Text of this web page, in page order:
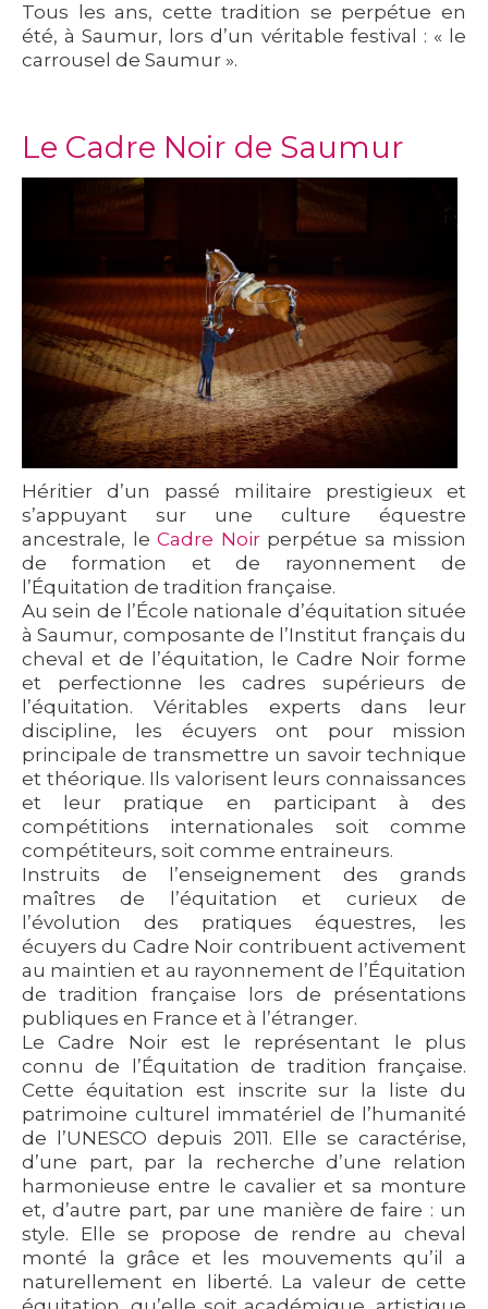
Tous les ans, cette tradition se perpétue en
été, à Saumur, lors d’un véritable festival : « le
carrousel de Saumur ».
Le Cadre Noir de Saumur
Héritier d’un passé militaire prestigieux et
s’appuyant sur une culture équestre
ancestrale, le Cadre Noirperpétue sa mission
de formation et de rayonnement de
l’Équitation de tradition française.
Au sein de l’École nationale d’équitation située
à Saumur, composante de l’Institut français du
cheval et de l’équitation, le Cadre Noir forme
et perfectionne les cadres supérieurs de
l’équitation. Véritables experts dans leur
discipline, les écuyers ont pour mission
principale de transmettre un savoir technique
et théorique. Ils valorisent leurs connaissances
et leur pratique en participant à des
compétitions internationales soit comme
compétiteurs, soit comme entraineurs.
Instruits de l’enseignement des grands
maîtres de l’équitation et curieux de
l’évolution des pratiques équestres, les
écuyers du Cadre Noir contribuent activement
au maintien et au rayonnement de l’Équitation
de tradition française lors de présentations
publiques en France et à l’étranger.
Le Cadre Noir est le représentant le plus
connu de l’Équitation de tradition française.
Cette équitation est inscrite sur la liste du
patrimoine culturel immatériel de l’humanité
de l’UNESCO depuis 2011. Elle se caractérise,
d’une part, par la recherche d’une relation
harmonieuse entre le cavalier et sa monture
et, d’autre part, par une manière de faire : un
style. Elle se propose de rendre au cheval
monté la grâce et les mouvements qu’il a
naturellement en liberté. La valeur de cette